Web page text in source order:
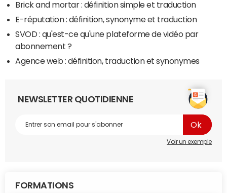
Brick and mortar : définition simple et traduction
E-réputation : définition, synonyme et traduction
SVOD : qu'est-ce qu'une plateforme de vidéo par
abonnement ?
Agence web : définition, traduction et synonymes
NEWSLETTER QUOTIDIENNE
Voir un exemple
FORMATIONS